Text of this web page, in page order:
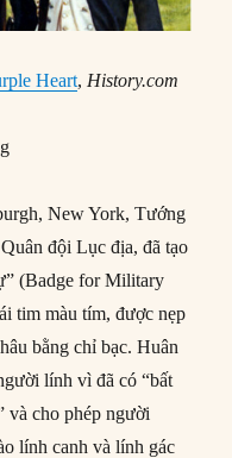
Heart, History.com
New York, Tướng
đội Lục địa, đã tạo
(Badge for Military
tim màu tím, được nẹp
bằng chỉ bạc. Huân
lính vì đã có “bất
và cho phép người
lính canh và lính gác